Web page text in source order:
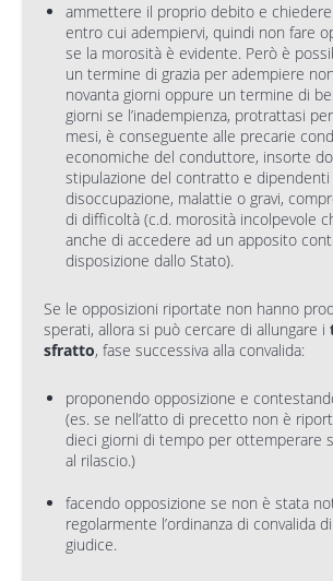
ammettere il proprio debito e
entro cui adempiervi, quindi non fare
se la morosità è evidente. Però è
un termine di grazia per adempiere
novanta giorni oppure un termine di
giorni se l’inadempienza, protrattasi
mesi, è conseguente alle precarie
economiche del conduttore, insorte
stipulazione del contratto e dipendenti
disoccupazione, malattie o gravi,
di difficoltà (c.d. morosità incolpevole
anche di accedere ad un apposito
disposizione dallo Stato).
Se le opposizioni riportate non hanno
sperati, allora si può cercare di allungare i
sfratto, fase successiva alla convalida:
proponendo opposizione e
(es. se nell’atto di precetto non è
dieci giorni di tempo per ottemperare
al rilascio.)
facendo opposizione se non è stata
regolarmente l’ordinanza di convalida
giudice.